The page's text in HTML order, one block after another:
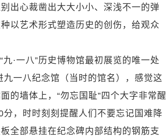
出心裁凿出大大小小、深浅不一的弹
以艺术形式塑造历史的创伤，给观众
·一八”历史博物馆最初展览的唯一处
一八纪念馆（当时的馆名），感觉这
的墙体上，“勿忘国耻”四个大字非常醒
，时时刻刻提醒人们不要忘记国难降
全部悬挂在纪念碑内部结构的钢筋支